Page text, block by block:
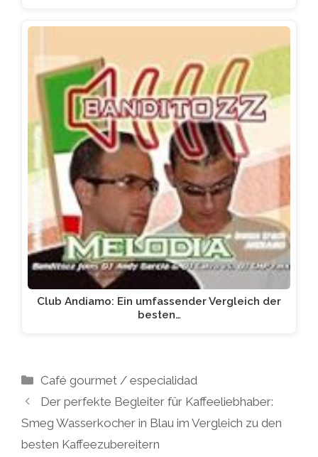
Club Andiamo: Ein umfassender Vergleich der
besten…
Kategorien
Café gourmet / especialidad
Der perfekte Begleiter für Kaffeeliebhaber:
Smeg Wasserkocher in Blau im Vergleich zu den
besten Kaffeezubereitern